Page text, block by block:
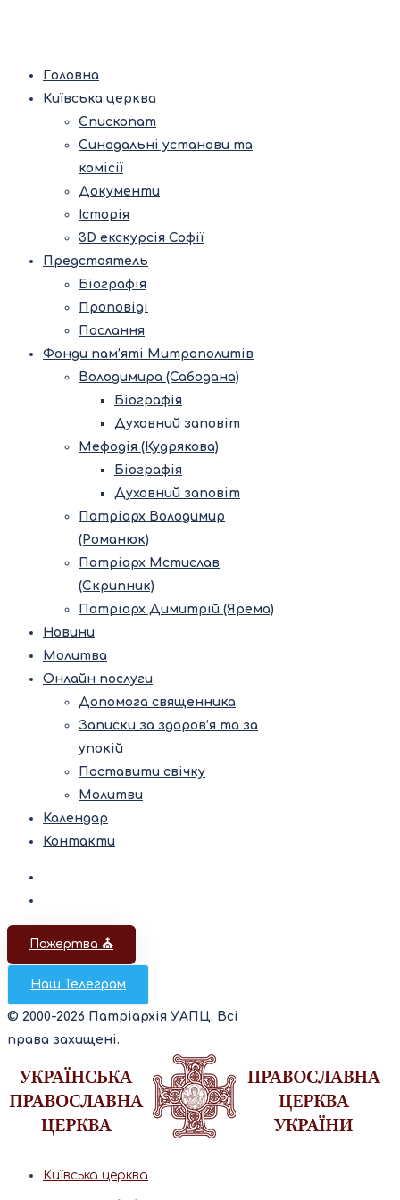
Головна
Київська церква
Єпископат
Синодальні установи та
комісії
Документи
Історія
3D екскурсія Софії
Предстоятель
Біографія
Проповіді
Послання
Фонди пам’яті Митрополитів
Володимира (Сабодана)
Біографія
Духовний заповіт
Мефодія (Кудрякова)
Біографія
Духовний заповіт
Патріарх Володимир
(Романюк)
Патріарх Мстислав
(Скрипник)
Патріарх Димитрій (Ярема)
Новини
Молитва
Онлайн послуги
Допомога священника
Записки за здоров’я та за
упокій
Поставити свічку
Молитви
Календар
Контакти
Пожертва ⛪️
Наш Телеграм
© 2000-2026 Патріархія УАПЦ. Всі
права захищені.
Київська церква